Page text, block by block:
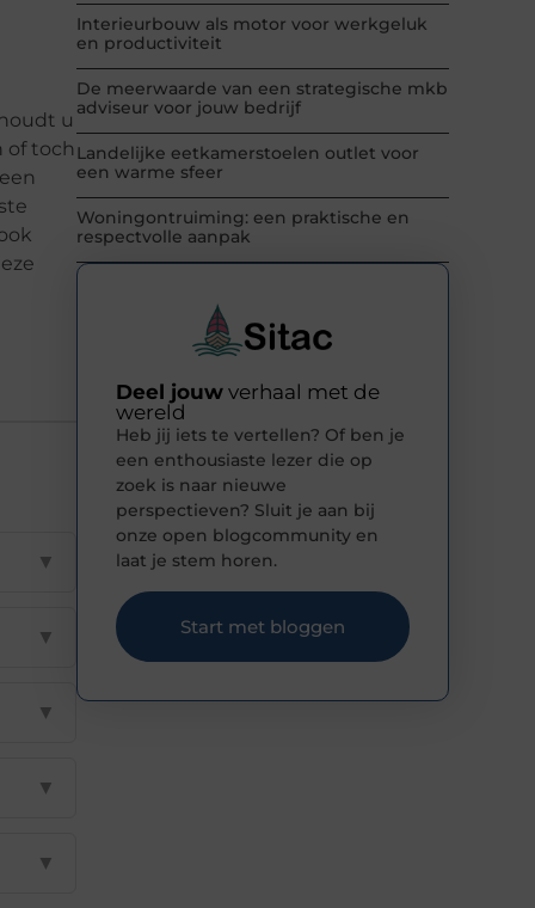
u
of toch
▼
▼
▼
▼
▼
Interieurbouw als motor voor werkgeluk
en productiviteit
De meerwaarde van een strategische mkb
adviseur voor jouw bedrijf
Landelijke eetkamerstoelen outlet voor
een warme sfeer
Woningontruiming: een praktische en
respectvolle aanpak
Deel jouw verhaal met de
wereld
Heb jij iets te vertellen? Of ben je
een enthousiaste lezer die op
zoek is naar nieuwe
perspectieven? Sluit je aan bij
onze open blogcommunity en
laat je stem horen.
Start met bloggen